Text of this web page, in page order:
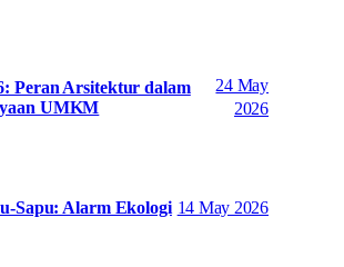
Peran Arsitektur dalam
UMKM
24 May
2026
Sapu: Alarm Ekologi 14 May 2026